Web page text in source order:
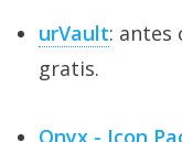
urVault: antes
gratis.
Onyx - Icon